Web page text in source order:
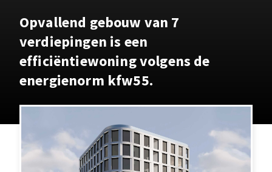
Opvallend gebouw van 7
verdiepingen is een
efficiëntiewoning volgens de
energienorm kfw55.